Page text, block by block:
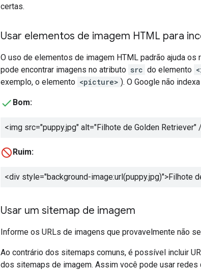
certas.
Usar elementos de imagem HTML para
O uso de elementos de imagem HTML padrão ajuda
pode encontrar imagens no atributo src do elemento
exemplo, o elemento <picture> ). O Google não
Bom:
<img src="puppy.jpg" alt="Filhote de Golden Retriever"
Ruim:
<div style="background-image:url(puppy.jpg)">Filhote
Usar um sitemap de imagem
Informe os URLs de imagens que provavelmente não
Ao contrário dos sitemaps comuns, é possível incluir
dos sitemaps de imagem. Assim você pode usar